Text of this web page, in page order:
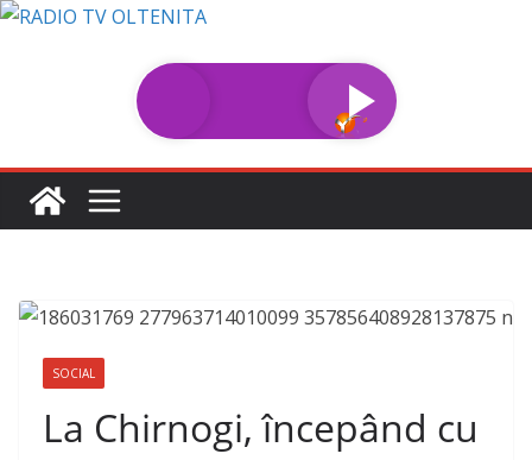
Sari
SOCIAL
La Chirnogi, începând cu